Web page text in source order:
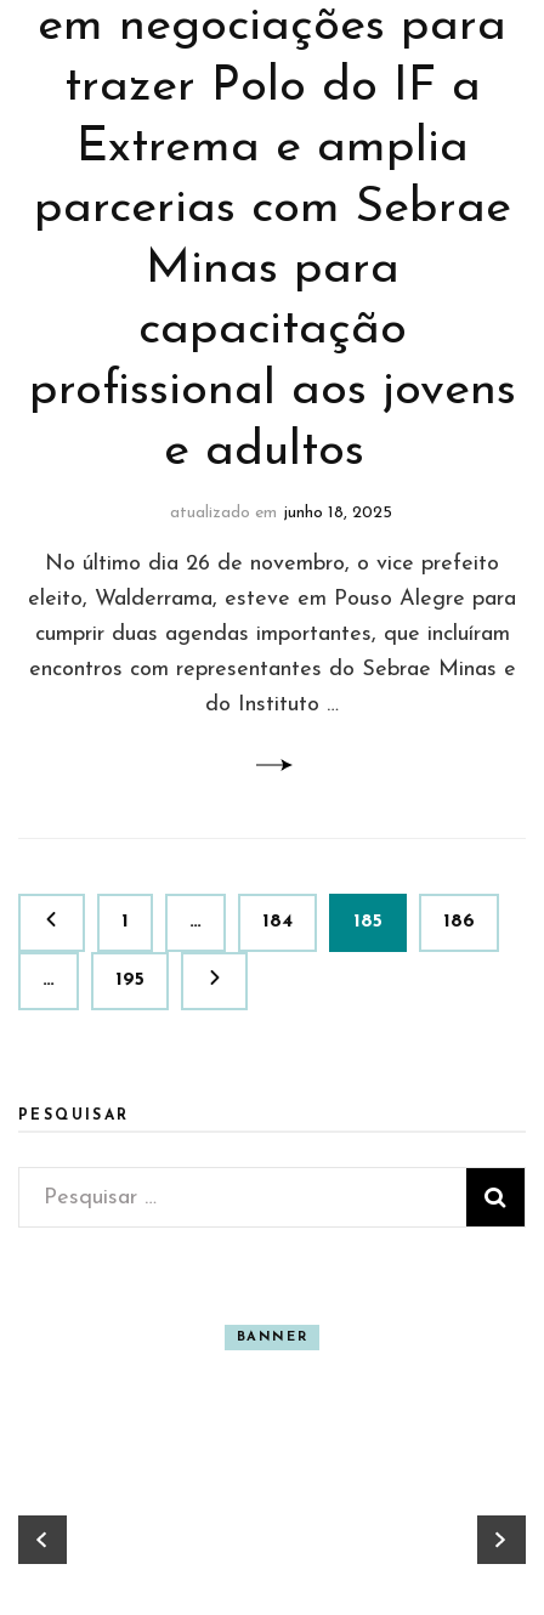
em negociações para
trazer Polo do IF a
Extrema e amplia
parcerias com Sebrae
Minas para
capacitação
profissional aos jovens
e adultos
atualizado em junho 18, 2025
No último dia 26 de novembro, o vice prefeito
eleito, Walderrama, esteve em Pouso Alegre para
cumprir duas agendas importantes, que incluíram
encontros com representantes do Sebrae Minas e
do Instituto …
Paginação
de
posts
Página
1 … Página
184 Página
185 Página
186
… Página
195
PESQUISAR
Pesquisar
por:
BANNER